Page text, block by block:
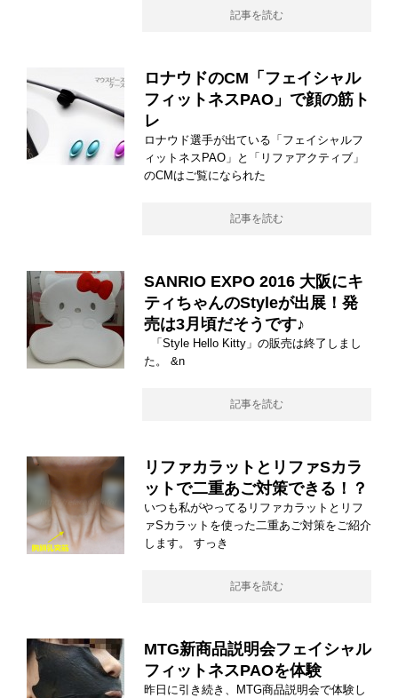
記事を読む
ロナウドのCM「フェイシャル
フィットネスPAO」で顔の筋ト
レ
ロナウド選手が出ている「フェイシャルフ
ィットネスPAO」と「リファアクティブ」
のCMはご覧になられた
記事を読む
SANRIO EXPO 2016 大阪にキ
ティちゃんのStyleが出展！発
売は3月頃だそうです♪
「Style Hello Kitty」の販売は終了しまし
た。 &n
記事を読む
リファカラットとリファSカラ
ットで二重あご対策できる！？
いつも私がやってるリファカラットとリフ
ァSカラットを使った二重あご対策をご紹介
します。 すっき
記事を読む
MTG新商品説明会フェイシャル
フィットネスPAOを体験
昨日に引き続き、MTG商品説明会で体験し